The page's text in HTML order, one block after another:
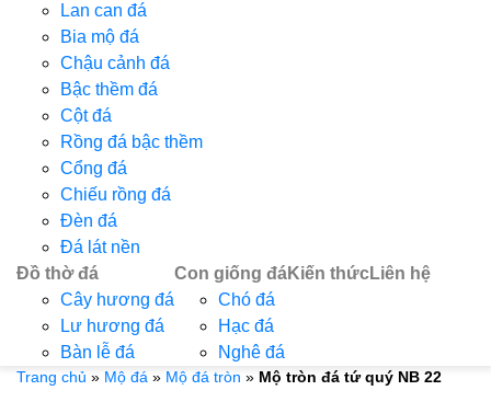
Lan can đá
Bia mộ đá
Chậu cảnh đá
Bậc thềm đá
Cột đá
Rồng đá bậc thềm
Cổng đá
Chiếu rồng đá
Đèn đá
Đá lát nền
Đồ thờ đá
Cây hương đá
Lư hương đá
Bàn lễ đá
Con giống đá
Chó đá
Hạc đá
Nghê đá
Kiến thứcLiên hệ
Trang chủ » Mộ đá » Mộ đá tròn » Mộ tròn đá tứ quý NB 22